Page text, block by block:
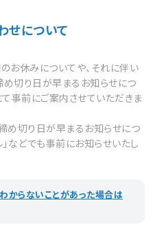
せについて
お休みについてや、それに伴い
切り日が早まるお知らせにつ
事前にご案内させていただきま
め切り日が早まるお知らせにつ
などでも事前にお知らせいたし
からないことがあった場合は